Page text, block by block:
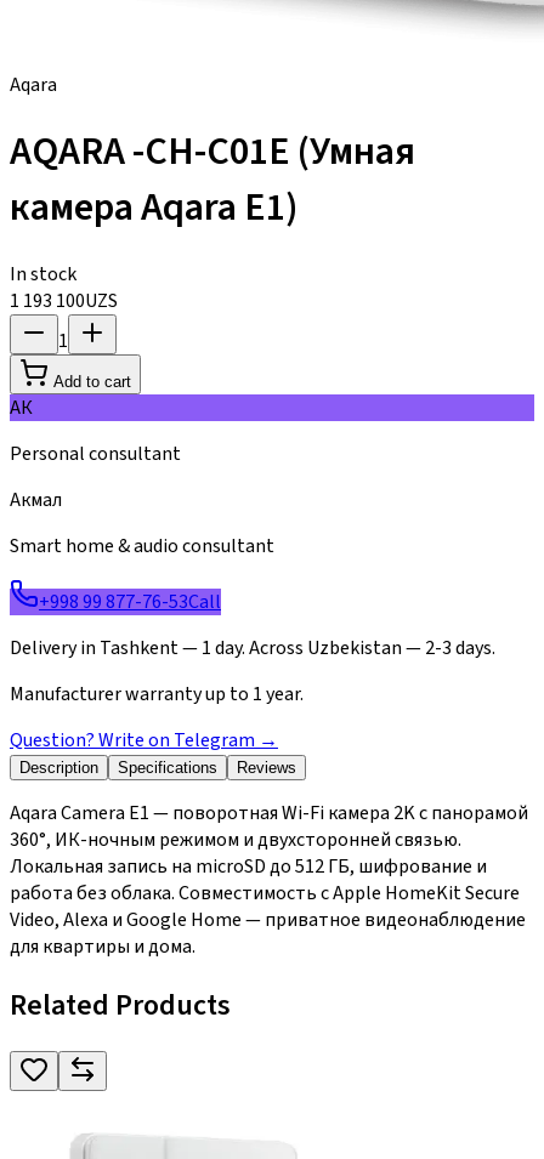
Aqara
AQARA -CH-C01E (Умная
камера Aqara E1)
In stock
1 193 100UZS
1
Add to cart
АК
Personal consultant
Акмал
Smart home & audio consultant
+998 99 877-76-53Call
Delivery in Tashkent — 1 day. Across Uzbekistan — 2-3 days.
Manufacturer warranty up to 1 year.
Question? Write on Telegram →
Description Specifications Reviews
Aqara Camera E1 — поворотная Wi-Fi камера 2K с панорамой
360°, ИК-ночным режимом и двухсторонней связью.
Локальная запись на microSD до 512 ГБ, шифрование и
работа без облака. Совместимость с Apple HomeKit Secure
Video, Alexa и Google Home — приватное видеонаблюдение
для квартиры и дома.
Related Products